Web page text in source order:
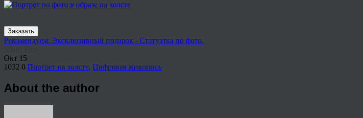
Заказать
Рекомендуем: Эксклюзивный подарок - Статуэтка по фото.
Окт 15
1032 0 Портрет на холсте, Цифровая живопись
About the author